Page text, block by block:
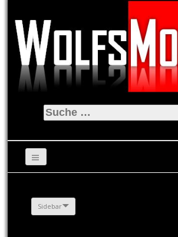
Suche
nach:
Sidebar